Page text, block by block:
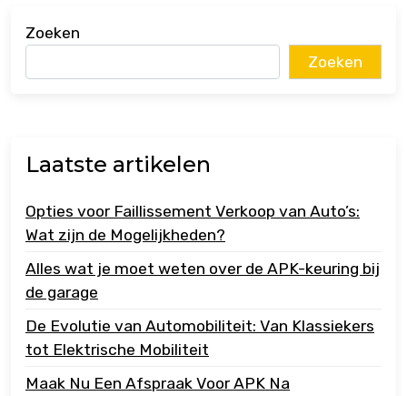
Zoeken
Zoeken
Laatste artikelen
Opties voor Faillissement Verkoop van Auto’s:
Wat zijn de Mogelijkheden?
Alles wat je moet weten over de APK-keuring bij
de garage
De Evolutie van Automobiliteit: Van Klassiekers
tot Elektrische Mobiliteit
Maak Nu Een Afspraak Voor APK Na